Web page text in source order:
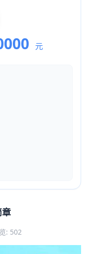
元
: 502